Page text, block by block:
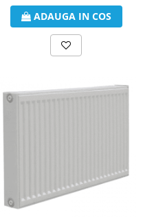
ADAUGA IN COS